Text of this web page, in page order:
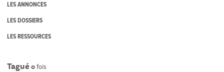
LES ANNONCES
LES DOSSIERS
LES RESSOURCES
Tagué 0fois